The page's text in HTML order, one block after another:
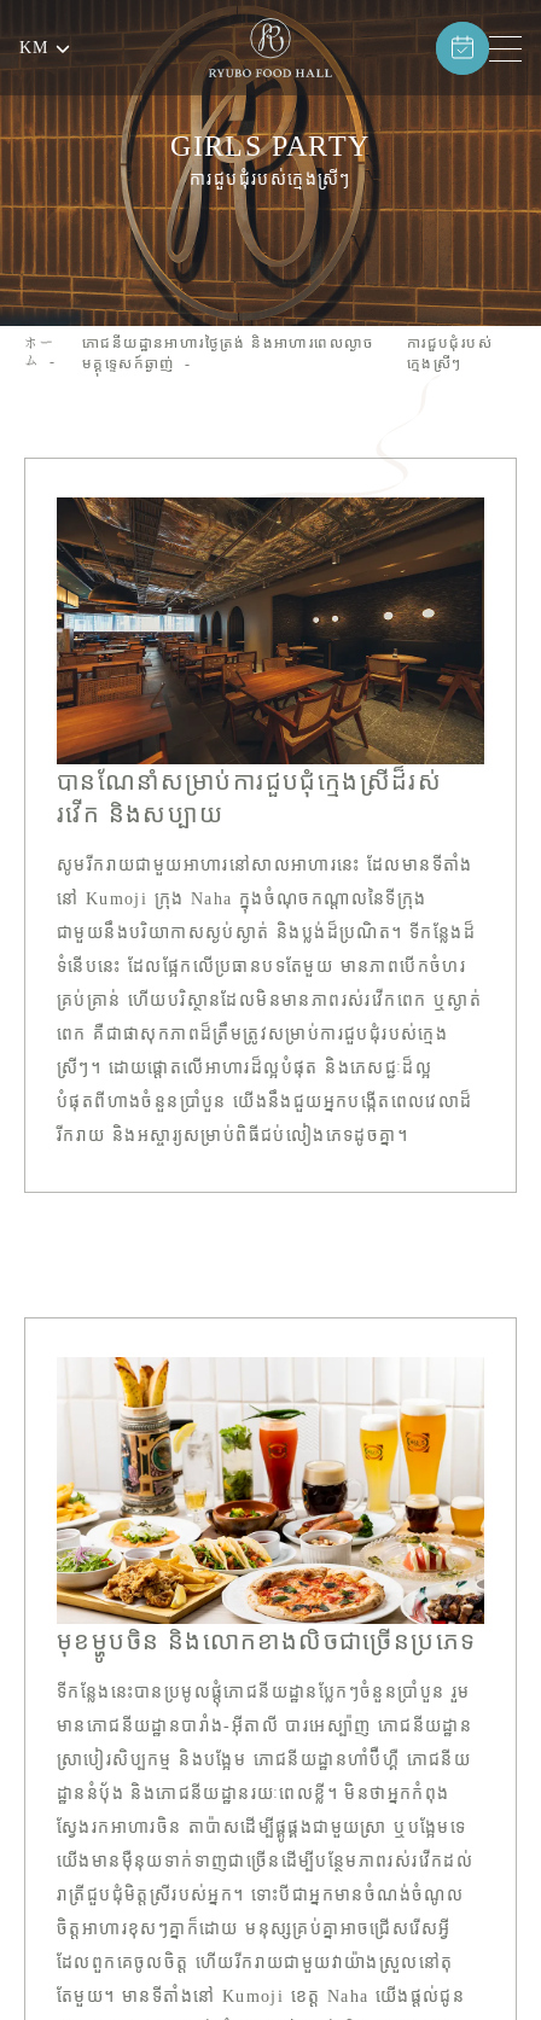
KM
GIRLS PARTY
ការជួបជុំរបស់ក្មេងស្រីៗ
ホー
ム
ភោជនីយដ្ឋានអាហារថ្ងៃត្រង់ និងអាហារពេលល្ងាច
មគ្គុទ្ទេសក៍ឆ្ងាញ់
ការជួបជុំរបស់
ក្មេងស្រីៗ
បានណែនាំសម្រាប់ការជួបជុំក្មេងស្រីដ៏រស់
រវើក និងសប្បាយ
សូមរីករាយជាមួយអាហារនៅសាលអាហារនេះ ដែលមានទីតាំង
នៅ Kumoji ក្រុង Naha ក្នុងចំណុចកណ្តាលនៃទីក្រុង
ជាមួយនឹងបរិយាកាសស្ងប់ស្ងាត់ និងប្លង់ដ៏ប្រណិត។ ទីកន្លែងដ៏
ទំនើបនេះ ដែលផ្អែកលើប្រធានបទតែមួយ មានភាពបើកចំហរ
គ្រប់គ្រាន់ ហើយបរិស្ថានដែលមិនមានភាពរស់រវើកពេក ឬស្ងាត់
ពេក គឺជាផាសុកភាពដ៏ត្រឹមត្រូវសម្រាប់ការជួបជុំរបស់ក្មេង
ស្រីៗ។ ដោយផ្តោតលើអាហារដ៏ល្អបំផុត និងភេសជ្ជៈដ៏ល្អ
បំផុតពីហាងចំនួនប្រាំបួន យើងនឹងជួយអ្នកបង្កើតពេលវេលាដ៏
រីករាយ និងអស្ចារ្យសម្រាប់ពិធីជប់លៀងភេទដូចគ្នា។
មុខម្ហូបចិន និងលោកខាងលិចជាច្រើនប្រភេទ
ទីកន្លែងនេះបានប្រមូលផ្តុំភោជនីយដ្ឋានប្លែកៗចំនួនប្រាំបួន រួម
មានភោជនីយដ្ឋានបារាំង-អ៊ីតាលី បារអេស្ប៉ាញ ភោជនីយដ្ឋាន
ស្រាបៀរសិប្បកម្ម និងបង្អែម ភោជនីយដ្ឋានហាំប៊ឺហ្គឺ ភោជនីយ
ដ្ឋាននំប៉័ង និងភោជនីយដ្ឋានរយៈពេលខ្លី។ មិនថាអ្នកកំពុង
ស្វែងរកអាហារចិន តាប៉ាសដើម្បីផ្គូផ្គងជាមួយស្រា ឬបង្អែមទេ
យើងមានម៉ឺនុយទាក់ទាញជាច្រើនដើម្បីបន្ថែមភាពរស់រវើកដល់
រាត្រីជួបជុំមិត្តស្រីរបស់អ្នក។ ទោះបីជាអ្នកមានចំណង់ចំណូល
ចិត្តអាហារខុសៗគ្នាក៏ដោយ មនុស្សគ្រប់គ្នាអាចជ្រើសរើសអ្វី
ដែលពួកគេចូលចិត្ត ហើយរីករាយជាមួយវាយ៉ាងស្រួលនៅតុ
តែមួយ។ មានទីតាំងនៅ Kumoji ខេត្ត Naha យើងផ្តល់ជូន